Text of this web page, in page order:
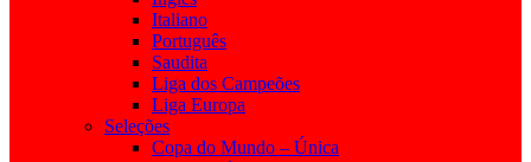
Italiano
Português
Saudita
Liga dos Campeões
Liga Europa
Seleções
Copa do Mundo – Única